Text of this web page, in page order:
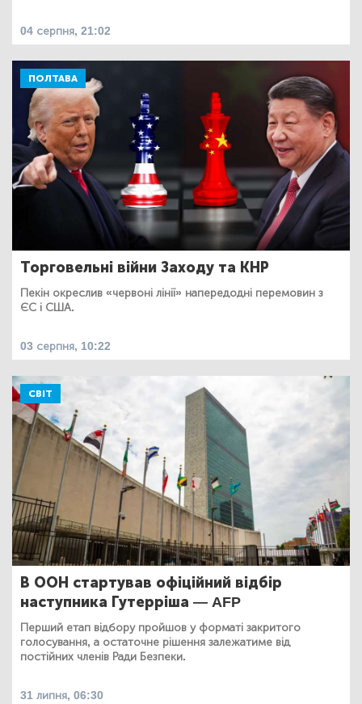
04 серпня, 21:02
ПОЛТАВА
Торговельні війни Заходу та КНР
Пекін окреслив «червоні лінії» напередодні перемовин з
ЄС і США.
03 серпня, 10:22
СВІТ
В ООН стартував офіційний відбір
наступника Гутерріша — AFP
Перший етап відбору пройшов у форматі закритого
голосування, а остаточне рішення залежатиме від
постійних членів Ради Безпеки.
31 липня, 06:30